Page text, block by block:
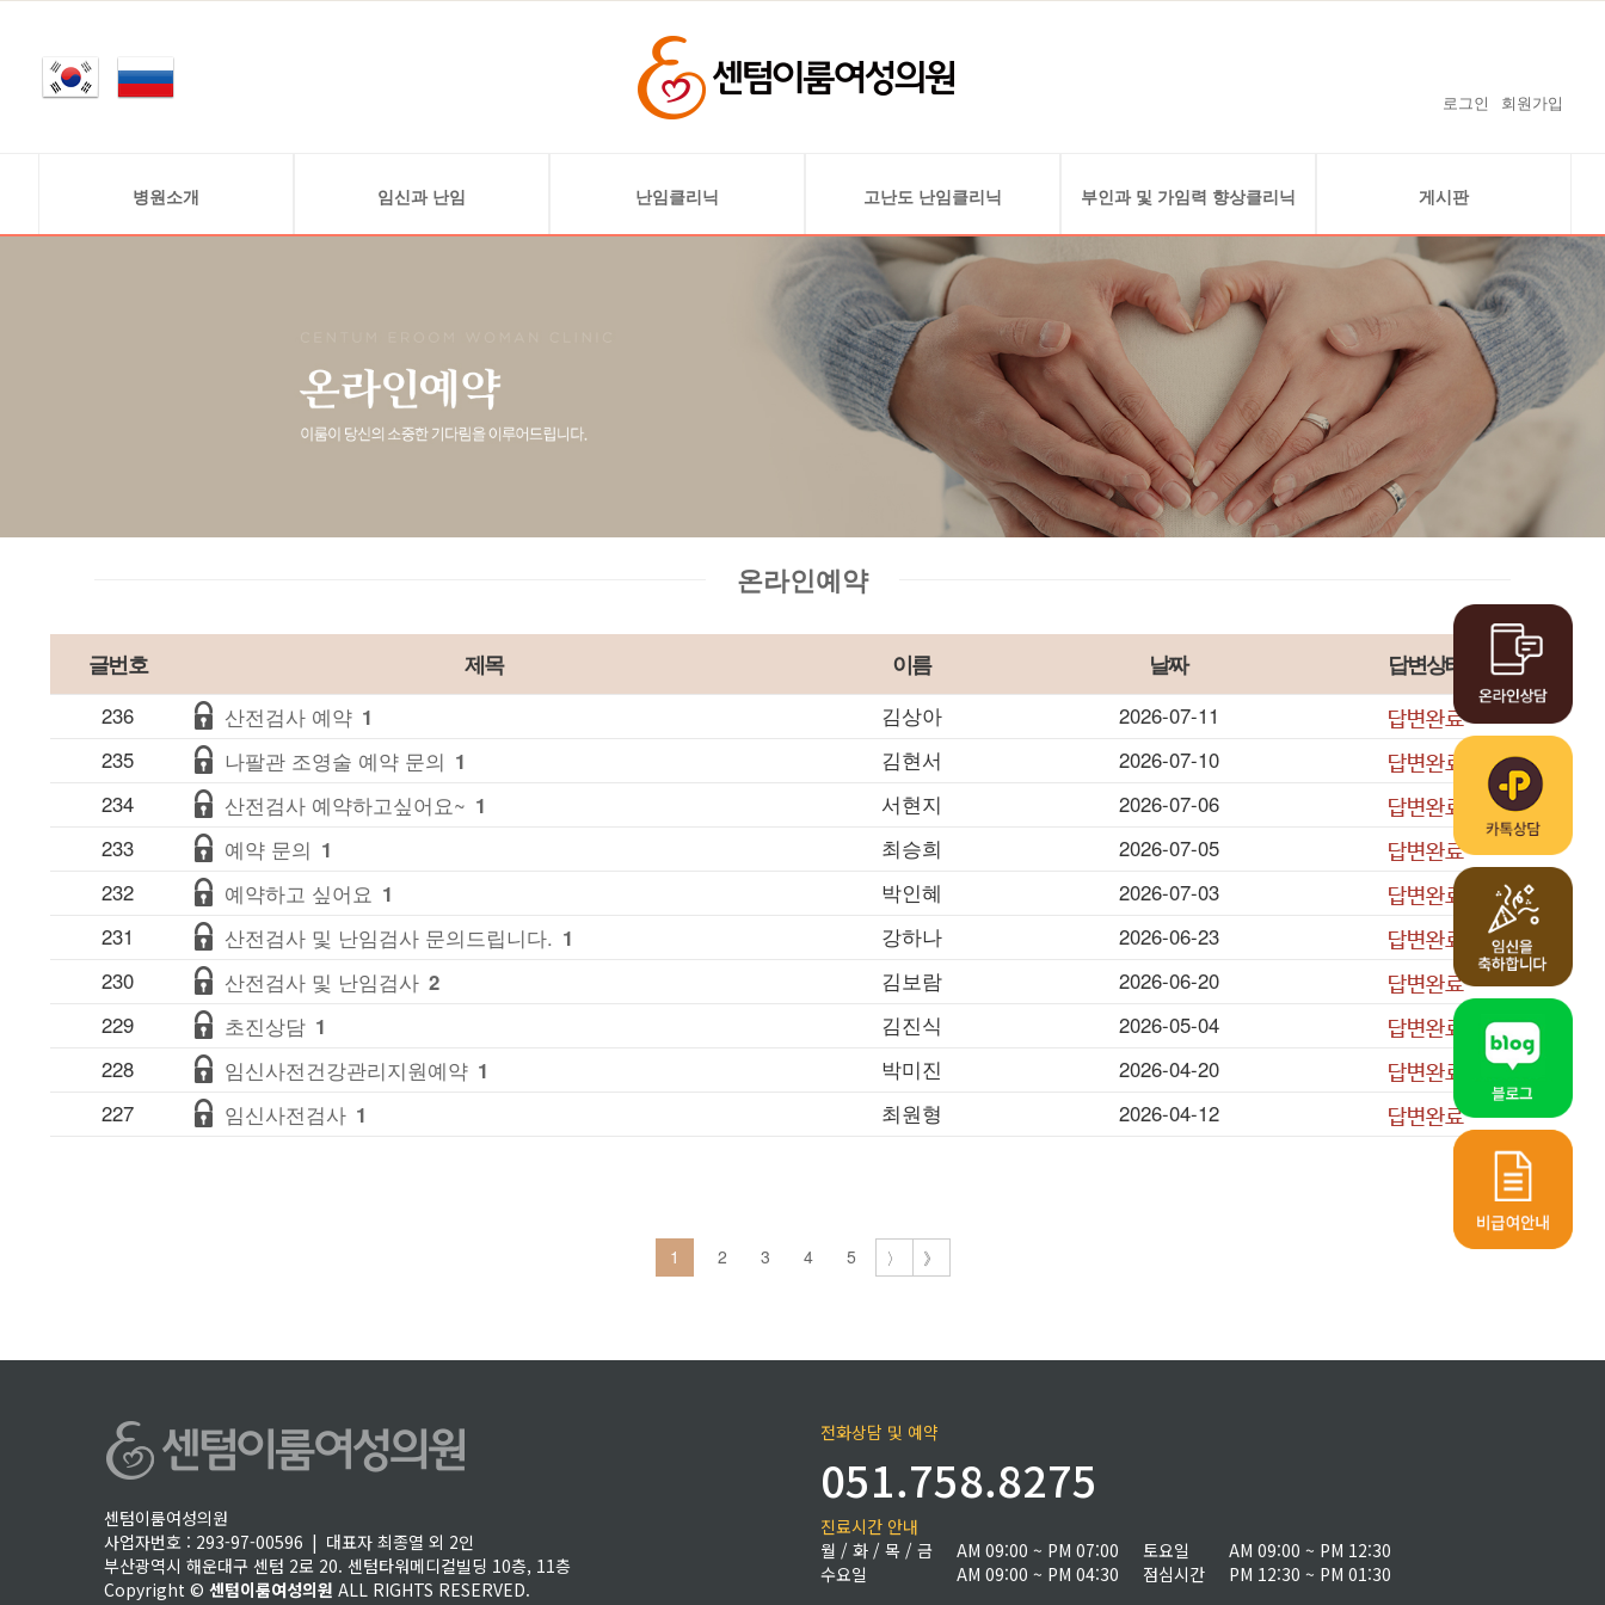
로그인 회원가입
병원소개 임신과 난임 난임클리닉 고난도 난임클리닉 부인과 및 가임력 향상클리닉 게시판
난소기능 저하 및 고령 난임
자궁 기형 및 착상 문제
자궁선근증
자궁내막 혈소판 풍부
혈장 주입술(PRP)
착상 전 배아 유전검사(PGT)
복강경클리닉
자궁내시경클리닉
난소 낭종 (자궁내막종)
경화술 클리닉
가임력 보존
공지사항
온라인예약
온라인상담
감사의 글
보도자료 및 난임연구 실적
난임지원 사업안내
임신을 축하드립니다
알콜경화술시술사례
온라인예약
글번호 제목 이름 날짜 답변상태
236 산전검사 예약 1 김상아
2026-07-11
235
나팔관 조영술 예약 문의 1 김현서
2026-07-10
234
산전검사 예약하고싶어요~ 1 서현지
2026-07-06
233
예약 문의 1 최승희
2026-07-05
232
예약하고 싶어요 1 박인혜
2026-07-03
231
산전검사 및 난임검사 문의드립니다. 1 강하나
2026-06-23
230
산전검사 및 난임검사 2 김보람
2026-06-20
229
초진상담 1 김진식
2026-05-04
228
임신사전건강관리지원예약 1 박미진
2026-04-20
227
임신사전검사 1 최원형 2026-04-12
글쓰기
1 2 3 4 5 〉 》
센텀이룸여성의원
사업자번호 : 293-97-00596 | 대표자 최종열 외 2인
부산광역시 해운대구 센텀 2로 20. 센텀타워메디컬빌딩 10층, 11층
Copyright © 센텀이룸여성의원 ALL RIGHTS RESERVED.
전화상담 및 예약
051.758.8275
진료시간 안내
월 / 화 / 목 / 금
AM 09:00 ~ PM 07:00
수요일
AM 09:00 ~ PM 04:30
토요일
AM 09:00 ~ PM 12:30
점심시간
PM 12:30 ~ PM 01:30